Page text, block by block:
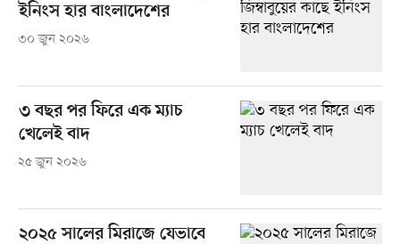
ইনিংস হার বাংলাদেশের
৩০ জুন ২০২৬
৩ বছর পর ফিরে এক ম্যাচ
খেলেই বাদ
২৫ জুন ২০২৬
২০২৫ সালের মিরাজে যেভাবে